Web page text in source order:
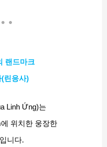
랜드마크
린응사)
Linh Ứng)는
위치한 웅장한
니다.